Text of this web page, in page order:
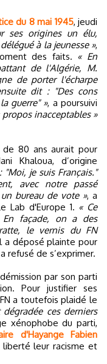
du 8 mai 1945, jeudi
ses origines un élu,
à la jeunesse »,
des faits. « En
de l'Algérie, M.
de porter l'écharpe
dit : "Des cons
guerre" », a poursuivi
propos inacceptables »
80 ans aurait pour
Khaloua, d’origine
je suis Français."
avec notre passé
bureau de vote », a
Lab d'Europe 1. « Ce
façade, on a des
le vernis du FN
a déposé plainte pour
refusé de s’exprimer.
par son parti
Pour justifier ses
a toutefois plaidé le
ces derniers
xénophobe du parti,
d'Hayange Fabien
leur racisme et